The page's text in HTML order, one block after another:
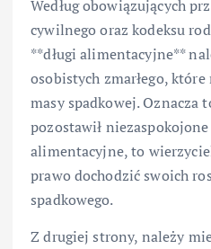
Według obowiązujących
cywilnego oraz kodeksu
**długi alimentacyjne**
osobistych zmarłego,
masy spadkowej. Oznacza
pozostawił
alimentacyjne, to
prawo dochodzić swoich
spadkowego.
Z drugiej strony, należy